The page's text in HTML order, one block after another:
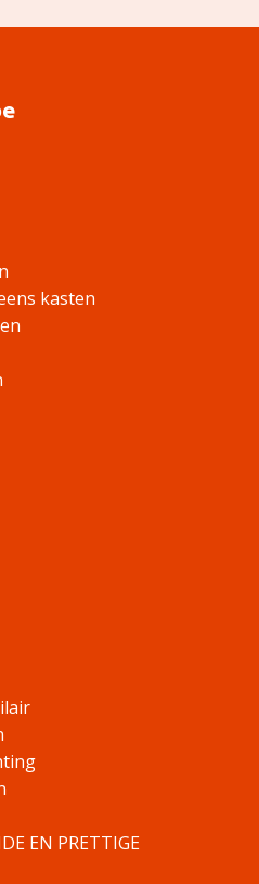
kasten
EN PRETTIGE